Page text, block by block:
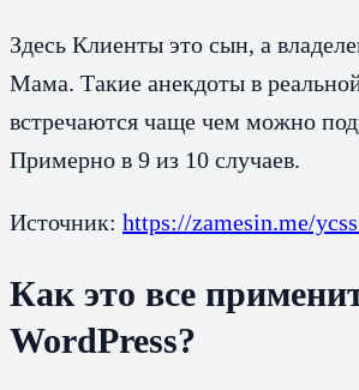
Здесь Клиенты это сын, а
Мама. Такие анекдоты в
встречаются чаще чем можно
Примерно в 9 из 10 случаев.
Источник: https://zamesin.me/
Как это все
WordPress?